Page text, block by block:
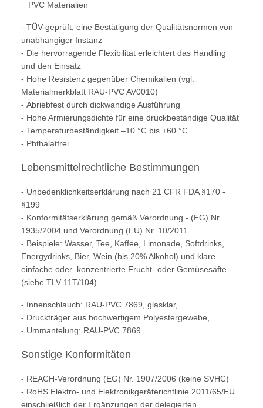
PVC Materialien
- TÜV-geprüft, eine Bestätigung der Qualitätsnormen von
unabhängiger Instanz
- Die hervorragende Flexibilität erleichtert das Handling
und den Einsatz
- Hohe Resistenz gegenüber Chemikalien (vgl.
Materialmerkblatt RAU-PVC AV0010)
- Abriebfest durch dickwandige Ausführung
- Hohe Armierungsdichte für eine druckbeständige Qualität
- Temperaturbeständigkeit –10 °C bis +60 °C
- Phthalatfrei
Lebensmittelrechtliche Bestimmungen
- Unbedenklichkeitserklärung nach 21 CFR FDA §170 -
§199
- Konformitätserklärung gemäß Verordnung - (EG) Nr.
1935/2004 und Verordnung (EU) Nr. 10/2011
- Beispiele: Wasser, Tee, Kaffee, Limonade, Softdrinks,
Energydrinks, Bier, Wein (bis 20% Alkohol) und klare
einfache oder konzentrierte Frucht- oder Gemüsesäfte -
(siehe TLV 11T/104)
- Innenschlauch: RAU-PVC 7869, glasklar,
- Druckträger aus hochwertigem Polyestergewebe,
- Ummantelung: RAU-PVC 7869
Sonstige Konformitäten
- REACH-Verordnung (EG) Nr. 1907/2006 (keine SVHC)
- RoHS Elektro- und Elektronikgeräterichtlinie 2011/65/EU
einschließlich der Ergänzungen der delegierten